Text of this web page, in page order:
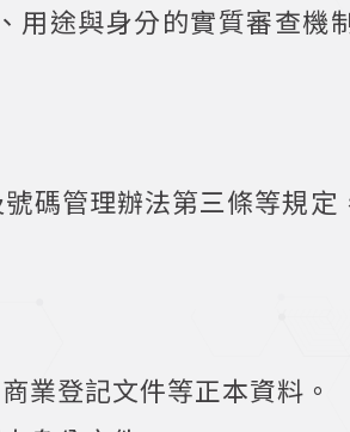
途與身分的實質審查機
碼管理辦法第三條等規
業登記文件等正本資料。